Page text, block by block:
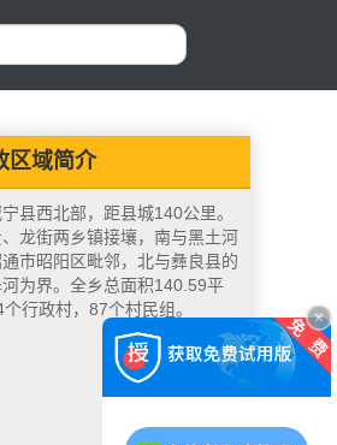
区域简介
县西北部，距县城140公里。
龙街两乡镇接壤，南与黑土河
市昭阳区毗邻，北与彝良县的
为界。全乡总面积140.59平
行政村，87个村民组。